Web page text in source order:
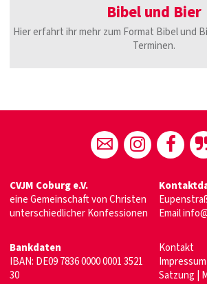
Bibel und Bier
Hier erfahrt ihr mehr zum Format Bibel und
Terminen.
CVJM Coburg e.V.
eine Gemeinschaft von Christen
unterschiedlicher Konfessionen
Email
Bankdaten
IBAN: DE09 7836 0000 0001 3521
30
Kontakt
Impressum
Satzung